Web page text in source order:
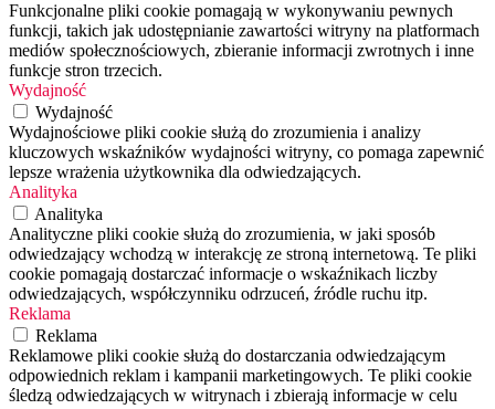
Funkcjonalne pliki cookie pomagają w wykonywaniu pewnych
funkcji, takich jak udostępnianie zawartości witryny na platformach
mediów społecznościowych, zbieranie informacji zwrotnych i inne
funkcje stron trzecich.
Wydajność
Wydajność
Wydajnościowe pliki cookie służą do zrozumienia i analizy
kluczowych wskaźników wydajności witryny, co pomaga zapewnić
lepsze wrażenia użytkownika dla odwiedzających.
Analityka
Analityka
Analityczne pliki cookie służą do zrozumienia, w jaki sposób
odwiedzający wchodzą w interakcję ze stroną internetową. Te pliki
cookie pomagają dostarczać informacje o wskaźnikach liczby
odwiedzających, współczynniku odrzuceń, źródle ruchu itp.
Reklama
Reklama
Reklamowe pliki cookie służą do dostarczania odwiedzającym
odpowiednich reklam i kampanii marketingowych. Te pliki cookie
śledzą odwiedzających w witrynach i zbierają informacje w celu